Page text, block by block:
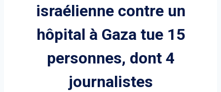
israélienne contre un
hôpital à Gaza tue 15
personnes, dont 4
journalistes